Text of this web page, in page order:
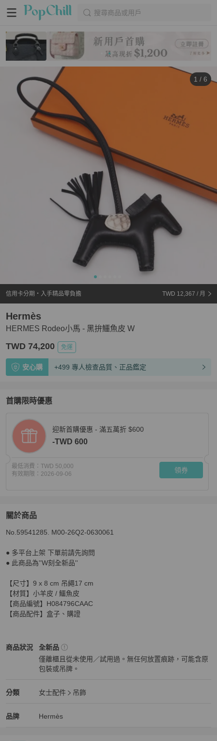
搜尋商品或用戶
1 / 6
信用卡分期・入手精品零負擔 TWD 12,367 / 月
HERMES Rodeo小馬 - 黑拚鱷魚皮 W
Hermès
TWD 74,200 免運
安心購 +499 專人檢查品質、正品鑑定
首購限時優惠
迎新首購優惠 - 滿五萬折 $600
-TWD 600
最低消費： TWD 50,000
有效期限： 2026-09-06 領券
關於商品
關於HERMES Rodeo小馬 - 黑拚鱷魚皮 W
No.59541285. M00-26Q2-0630061
● 多平台上架 下單前請先詢問
● 此商品為''W刻全新品''
【尺寸】9 x 8 cm 吊繩17 cm
【材質】小羊皮 / 鱷魚皮
【商品編號】H084796CAAC
【商品配件】盒子、購證
商品狀況
Hermès女士配件商品狀態與細節
全新品
僅離櫃且從未使用／試用過。無任何放置痕跡，可能含原
包裝或吊牌。
分類
Hermès 女士配件分類資訊
女士配件
吊飾
品牌
Hermès 精品女士配件
Hermès
Hermès 推薦清單